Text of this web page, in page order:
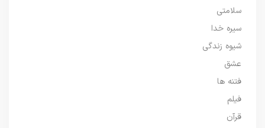
سلامتی
سیره خدا
شیوه زندگی
عشق
فتنه ها
فیلم
قرآن